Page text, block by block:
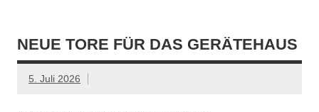
NEUE TORE FÜR DAS GERÄTEHAUS
5. Juli 2026